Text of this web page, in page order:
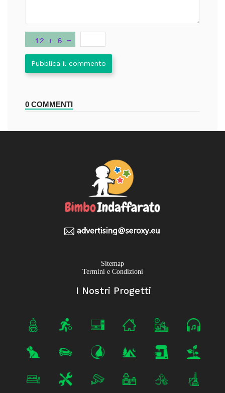
Pubblica il commento
0 COMMENTI
Sitemap
Termini e Condizioni
I Nostri Progetti